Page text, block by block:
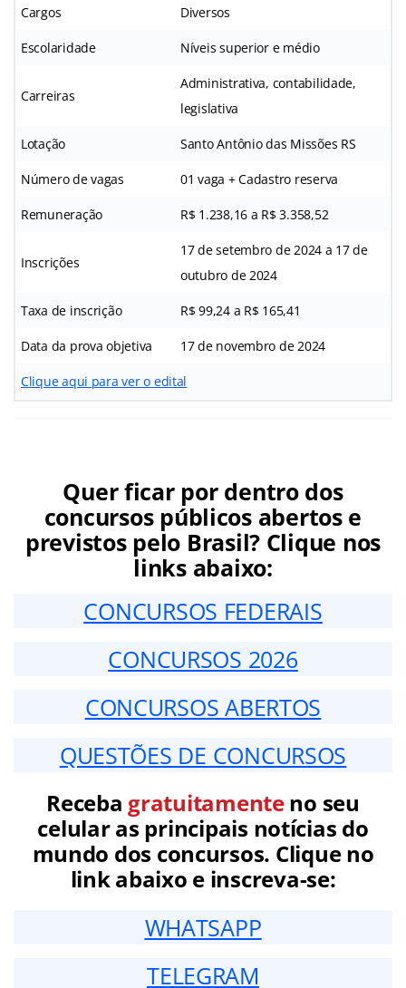
Cargos Diversos
Escolaridade Níveis superior e médio
Carreiras
Administrativa, contabilidade,
legislativa
Lotação Santo Antônio das Missões RS
Número de vagas 01 vaga + Cadastro reserva
Remuneração R$ 1.238,16 a R$ 3.358,52
Inscrições
17 de setembro de 2024 a 17 de
outubro de 2024
Taxa de inscrição R$ 99,24 a R$ 165,41
Data da prova objetiva 17 de novembro de 2024
Clique aqui para ver o edital
Quer ficar por dentro dos
concursos públicos abertos e
previstos pelo Brasil? Clique nos
links abaixo:
CONCURSOS FEDERAIS
CONCURSOS 2026
CONCURSOS ABERTOS
QUESTÕES DE CONCURSOS
Receba gratuitamenteno seu
celular as principais notícias do
mundo dos concursos. Clique no
link abaixo e inscreva-se:
WHATSAPP
TELEGRAM